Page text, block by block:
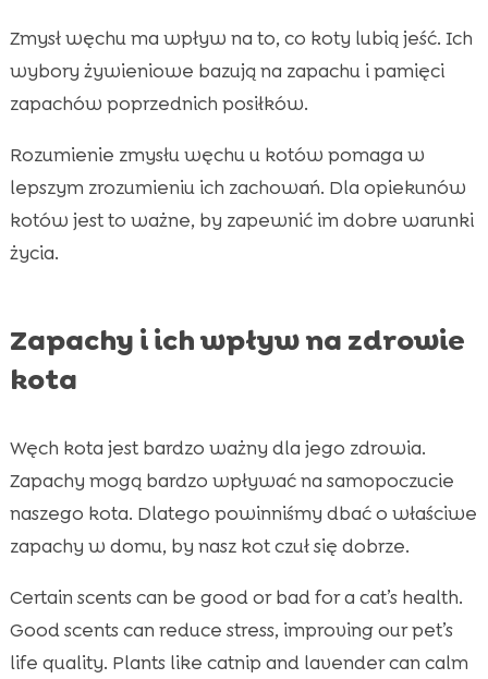
Zmysł węchu ma wpływ na to, co koty lubią jeść. Ich
wybory żywieniowe bazują na zapachu i pamięci
zapachów poprzednich posiłków.
Rozumienie zmysłu węchu u kotów pomaga w
lepszym zrozumieniu ich zachowań. Dla opiekunów
kotów jest to ważne, by zapewnić im dobre warunki
życia.
Zapachy i ich wpływ na zdrowie
kota
Węch kota jest bardzo ważny dla jego zdrowia.
Zapachy mogą bardzo wpływać na samopoczucie
naszego kota. Dlatego powinniśmy dbać o właściwe
zapachy w domu, by nasz kot czuł się dobrze.
Certain scents can be good or bad for a cat’s health.
Good scents can reduce stress, improving our pet’s
life quality. Plants like catnip and lavender can calm